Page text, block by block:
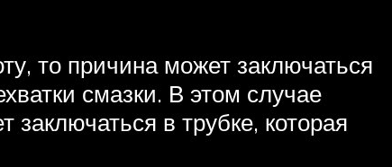
то причина может заключаться
смазки. В этом случае
в трубке, которая